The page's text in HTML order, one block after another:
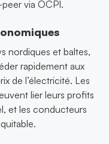
via OCPI.
nordiques et baltes,
rapidement aux
de l’électricité. Les
lier leurs profits
et les conducteurs